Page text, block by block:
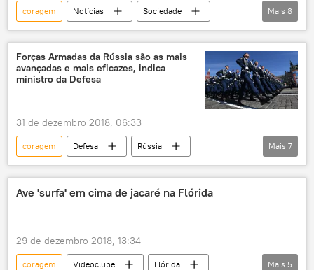
coragem Notícias
Sociedade
África
National Geographic
tiro
animal
leão
caçadores
covarde
Mais 8
Forças Armadas da Rússia são as mais
avançadas e mais eficazes, indica
ministro da Defesa
31 de dezembro 2018, 06:33
coragem Defesa
Rússia
Notícias
Sergei Shoigu
Exército
Forças Armadas da Rússia
tropas
Mais 7
Ave 'surfa' em cima de jacaré na Flórida
29 de dezembro 2018, 13:34
coragem Videoclube
Flórida
Mais 5